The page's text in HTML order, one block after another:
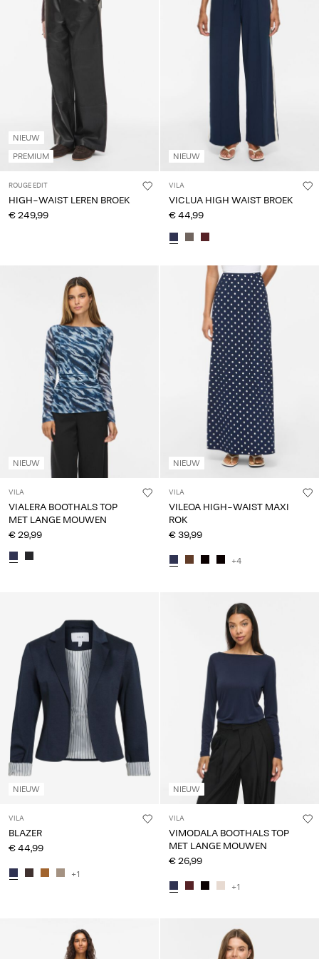
vragen?
Nederland
Nederlands
NIEUW
PREMIUM
ROUGE EDIT
HIGH-WAIST LEREN BROEK
€ 249,99
NIEUW
VILA
VICLUA HIGH WAIST BROEK
€ 44,99
NIEUW
VILA
VIALERA BOOTHALS TOP
MET LANGE MOUWEN
€ 29,99
NIEUW
VILA
VILEOA HIGH-WAIST MAXI
ROK
€ 39,99
+4
NIEUW
VILA
BLAZER
€ 44,99
+1
NIEUW
VILA
VIMODALA BOOTHALS TOP
MET LANGE MOUWEN
€ 26,99
+1